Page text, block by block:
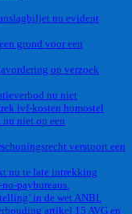
nu evident
grond voor een
op verzoek
nu niet
ivf-kosten homostel
niet op een
verstoort een
nu te late intrekking
paybureaus.
in de wet ANBI.
artikel 15 AVG en